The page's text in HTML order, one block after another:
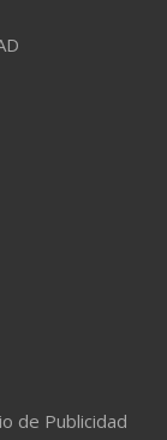
de Publicidad